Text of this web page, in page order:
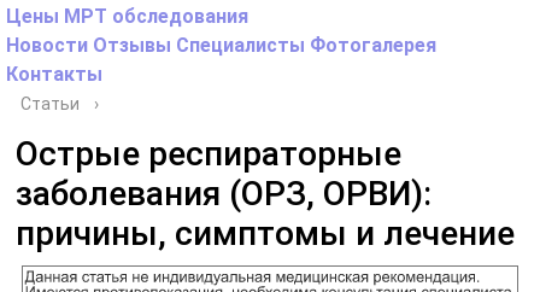
Цены МРТ обследования
Новости Отзывы Специалисты Фотогалерея
Контакты
Статьи ›
Острые респираторные
заболевания (ОРЗ, ОРВИ):
причины, симптомы и лечение